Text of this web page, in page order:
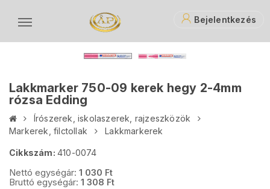
Bejelentkezés
Lakkmarker 750-09 kerek hegy 2-4mm
rózsa Edding
Írószerek, iskolaszerek, rajzeszközök
Markerek, filctollak
Lakkmarkerek
Cikkszám: 410-0074
Nettó egységár: 1 030 Ft
Bruttó egységár: 1 308 Ft